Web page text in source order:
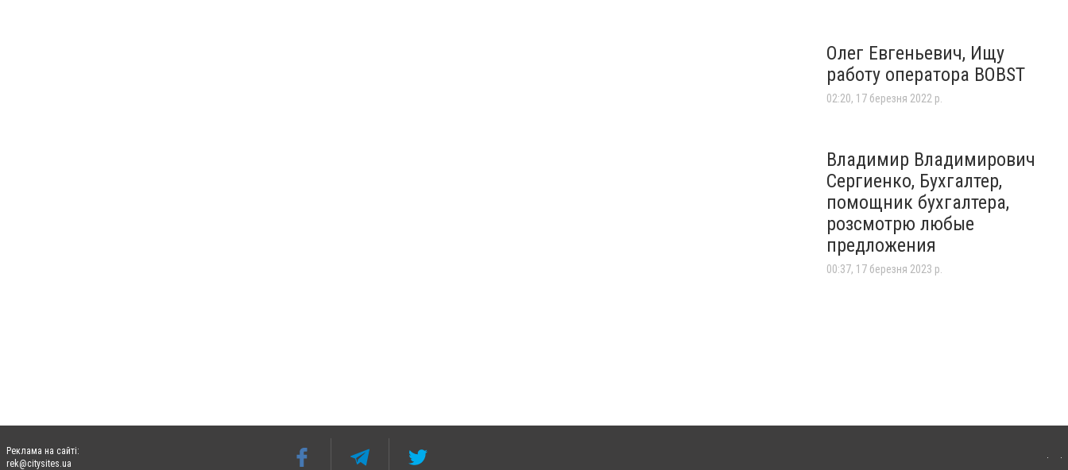
Олег Евгеньевич, Ищу
работу оператора BOBST
02:20, 17 березня 2022 р.
Владимир Владимирович
Сергиенко, Бухгалтер,
помощник бухгалтера,
розсмотрю любые
предложения
00:37, 17 березня 2023 р.
Реклама на сайті:
rek@citysites.ua